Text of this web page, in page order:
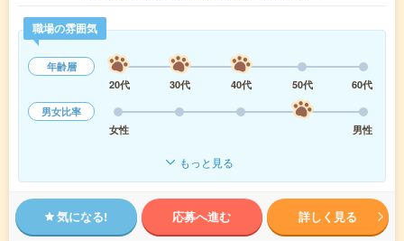
職場の雰囲気
年齢層
20代
30代 40代 50代
60代
男女比率
女性
男性
もっと見る
気になる! 応募へ進む 詳しく見る